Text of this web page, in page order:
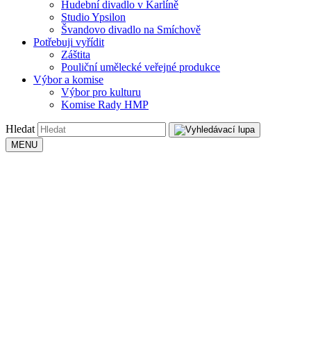
Hudební divadlo v Karlíně
Studio Ypsilon
Švandovo divadlo na Smíchově
Potřebuji vyřídit
Záštita
Pouliční umělecké veřejné produkce
Výbor a komise
Výbor pro kulturu
Komise Rady HMP
Hledat
MENU